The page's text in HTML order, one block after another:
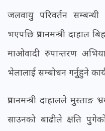
जलवायुु परिवर्तन सम्बन्धी
भएपछि प्रधानमन्त्री दाहाल
माओवादी रुपान्तरण
भेलालाई सम्बोधन गर्नुुहुने
प्रधानमन्त्री दाहालले
साउनको बाढीले क्षति